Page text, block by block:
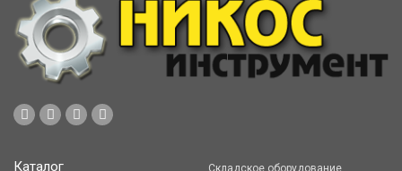
Каталог
Складское оборудование